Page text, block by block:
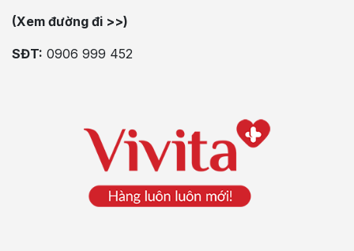
(Xem đường đi >>)
SĐT: 0906 999 452